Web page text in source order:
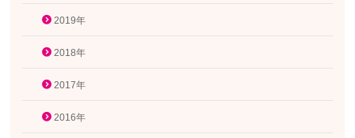
2019年
2018年
2017年
2016年